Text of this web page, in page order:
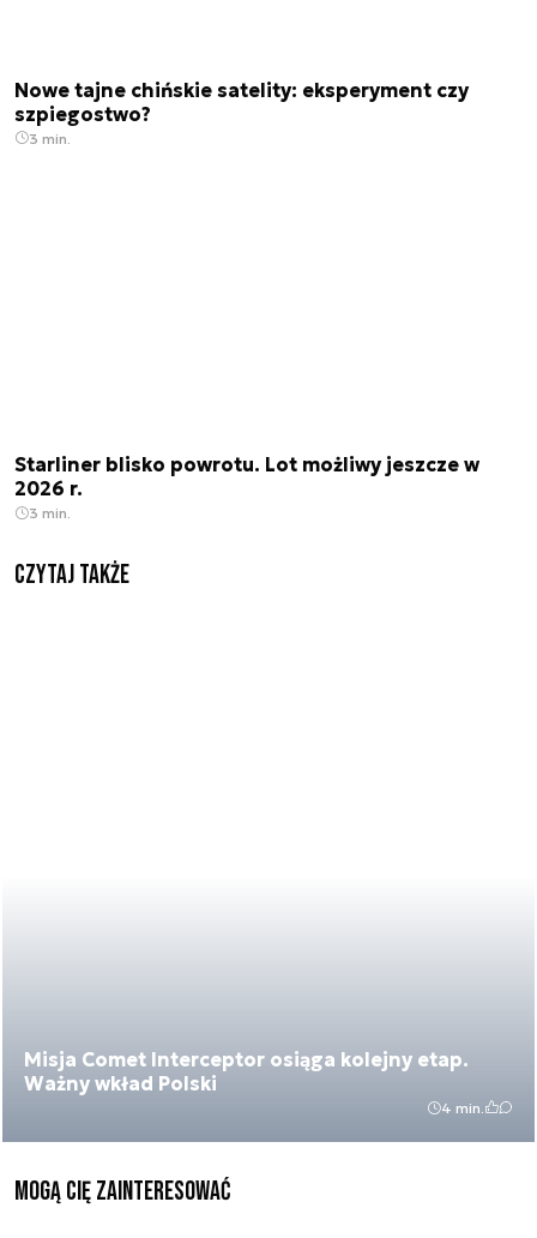
Nowe tajne chińskie satelity: eksperyment czy
szpiegostwo?
3 min.
Starliner blisko powrotu. Lot możliwy jeszcze w
2026 r.
3 min.
Czytaj także
Misja Comet Interceptor osiąga kolejny etap.
Ważny wkład Polski
4 min.
Mogą Cię zainteresować